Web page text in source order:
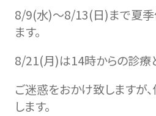
8/9(水)〜8/13(日)まで夏季
ます。
8/21(月)は14時からの診療
ご迷惑をおかけ致しますが
します。